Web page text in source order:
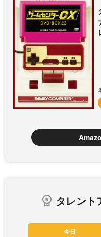
タレント
今日